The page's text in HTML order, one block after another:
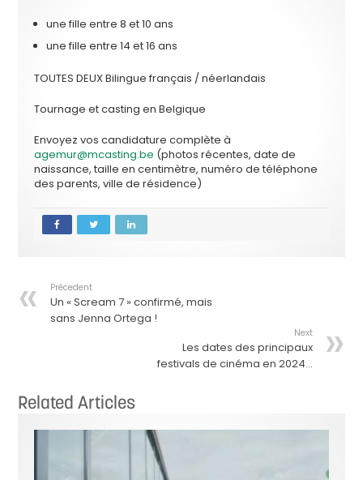
une fille entre 8 et 10 ans
une fille entre 14 et 16 ans
TOUTES DEUX Bilingue français / néerlandais
Tournage et casting en Belgique
Envoyez vos candidature complète à
agemur@mcasting.be (photos récentes, date de
naissance, taille en centimètre, numéro de téléphone
des parents, ville de résidence)
Précedent
Un « Scream 7 » confirmé, mais
sans Jenna Ortega !
Next
Les dates des principaux
festivals de cinéma en 2024…
Related Articles